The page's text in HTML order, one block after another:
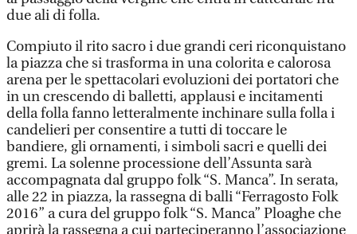
due ali di folla.
Compiuto il rito sacro i due grandi ceri riconquistano
la piazza che si trasforma in una colorita e calorosa
arena per le spettacolari evoluzioni dei portatori che
in un crescendo di balletti, applausi e incitamenti
della folla fanno letteralmente inchinare sulla folla i
candelieri per consentire a tutti di toccare le
bandiere, gli ornamenti, i simboli sacri e quelli dei
gremi. La solenne processione dell’Assunta sarà
accompagnata dal gruppo folk “S. Manca”. In serata,
alle 22 in piazza, la rassegna di balli “Ferragosto Folk
2016” a cura del gruppo folk “S. Manca” Ploaghe che
aprirà la rassegna a cui parteciperanno l’associazione